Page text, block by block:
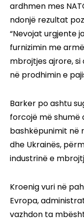
ardhmen mes
ndonjë rezultat
“Nevojat urgjente
furnizimin me
mbrojtjes ajrore,
në prodhimin e
Barker po ashtu
forcojë më shumë
bashkëpunimit në
dhe Ukrainës,
industrinë e
Kroenig vuri në
Evropa,
vazhdon ta